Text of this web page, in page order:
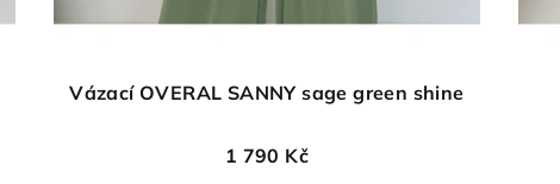
Vázací OVERAL SANNY sage green shine
1 790 Kč